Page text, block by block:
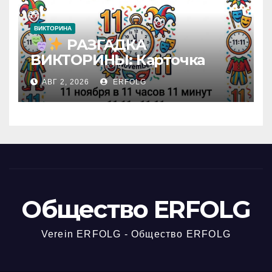
ВИКТОРИНА
РАЗГАДКА
ВИКТОРИНЫ: Карточка
№44 / VIKTORĪNAS ATBILDE:
Karte Nr. 44 / QUIZ-
AUFLÖSUNG: Karte Nr. 44
АВГ 2, 2026 ERFOLG
Общество ERFOLG
Verein ERFOLG - Общество ERFOLG